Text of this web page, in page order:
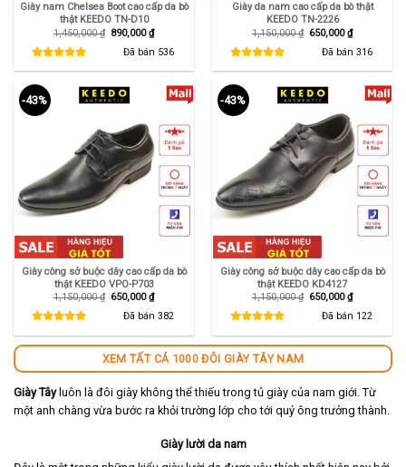
Giày nam Chelsea Boot cao cấp da bò
thật KEEDO TN-D10
1,450,000₫ Giá
1,450,000 ₫.
890,000₫Giá
hiện
tại
là:
Đã bán 536
Giày da nam cao cấp da bò thật
KEEDO TN-2226
1,150,000₫ Giá
1,150,000 ₫.
650,000₫Giá
hiện
tại
là:
Đã bán 316
-43%
Giày công sở buộc dây cao cấp da bò
thật KEEDO VPO-P703
1,150,000₫ Giá
650,000₫Giá
hiện
tại
Đã bán 382
-43%
Giày công sở buộc dây cao cấp da bò
thật KEEDO KD4127
1,150,000₫ Giá
650,000₫Giá
hiện
tại
Đã bán 122
XEM TẤT CẢ 1000 ĐÔI GIÀY TÂY NAM
Giày Tâyluôn là đôi giày không thể thiếu trong tủ giày của nam giới. Từ
một anh chàng vừa bước ra khỏi trường lớp cho tới quý ông trưởng thành.
Giày lười da nam